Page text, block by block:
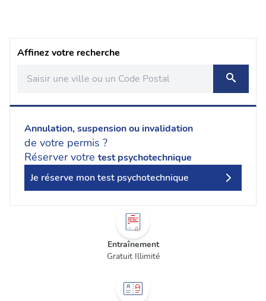
Affinez votre recherche
Annulation, suspension ou invalidation
de votre permis ?
Réserver votre test psychotechnique
Je réserve mon test psychotechnique
Entraînement
Gratuit Illimité